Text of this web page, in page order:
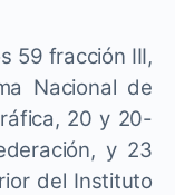
59 fracción III,
Nacional de
20 y 20-
y 23
del Instituto